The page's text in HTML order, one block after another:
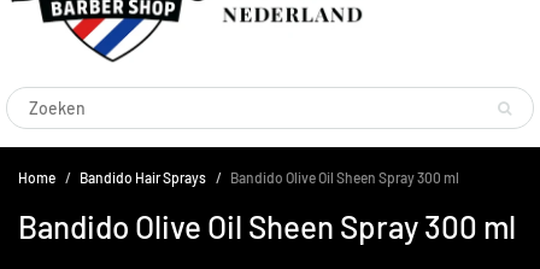
Home Bandido Hair Sprays Bandido Olive Oil Sheen Spray 300 ml
Bandido Olive Oil Sheen Spray 300 ml